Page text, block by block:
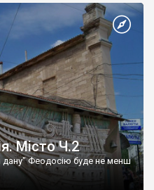
Місто Ч.2
дану" Феодосію буде не менш